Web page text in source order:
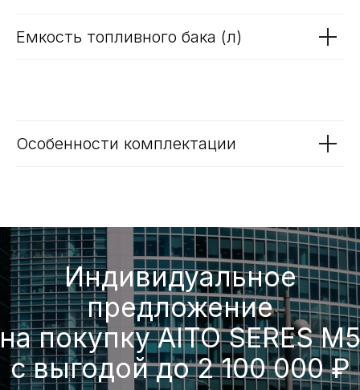
Тип и время зарядки
Тип топлива
Особенности комплектации